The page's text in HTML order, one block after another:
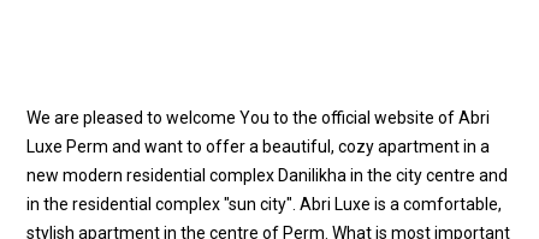
We are pleased to welcome You to the official website of Abri
Luxe Perm and want to offer a beautiful, cozy apartment in a
new modern residential complex Danilikha in the city centre and
in the residential complex "sun city". Abri Luxe is a comfortable,
stylish apartment in the centre of Perm. What is most important